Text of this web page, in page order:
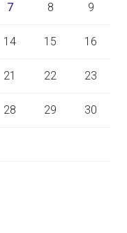
7 8 9
14 15 16
21 22 23
28 29 30